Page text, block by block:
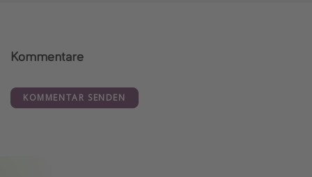
Kommentare
KOMMENTAR SENDEN